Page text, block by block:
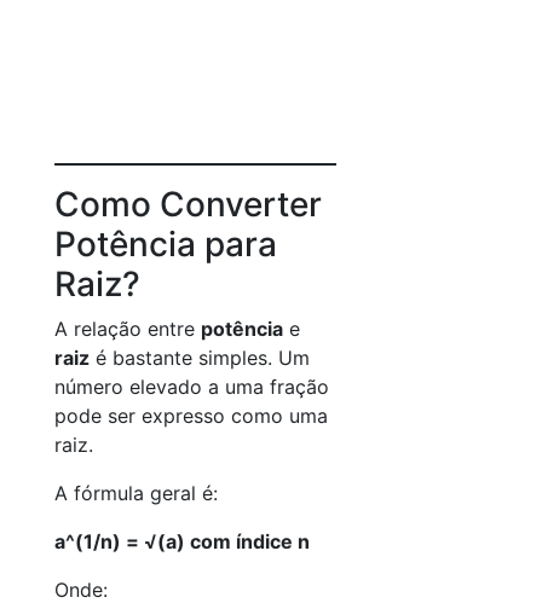
Como Converter
Potência para
Raiz?
A relação entre potência e
raiz é bastante simples. Um
número elevado a uma fração
pode ser expresso como uma
raiz.
A fórmula geral é:
a^(1/n) = √(a) com índice n
Onde: